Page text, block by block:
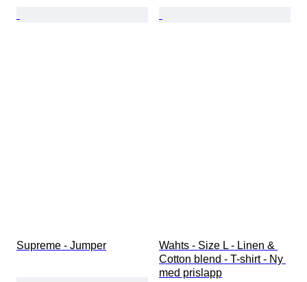
Supreme - Jumper
Wahts - Size L - Linen &
Cotton blend - T-shirt - Ny
med prislapp